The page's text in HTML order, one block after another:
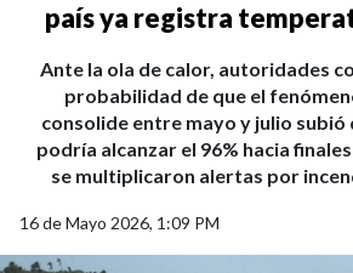
país ya registra
Ante la ola de calor, autoridades
probabilidad de que el
consolide entre mayo y julio subió
podría alcanzar el 96% hacia
se multiplicaron alertas por
16 de Mayo 2026, 1:09 PM